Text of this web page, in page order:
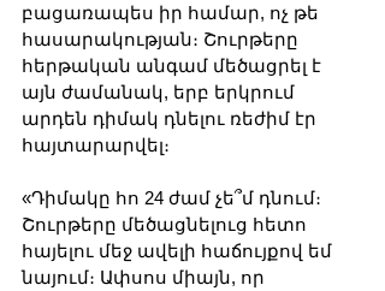
բացառապես իր համար, ոչ թե
հասարակության։ Շուրթերը
հերթական անգամ մեծացրել է
այն ժամանակ, երբ երկրում
արդեն դիմակ դնելու ռեժիմ էր
հայտարարվել։
«Դիմակը հո 24 ժամ չե՞մ դնում։
Շուրթերը մեծացնելուց հետո
հայելու մեջ ավելի հաճույքով եմ
նայում։ Ափսոս միայն, որ